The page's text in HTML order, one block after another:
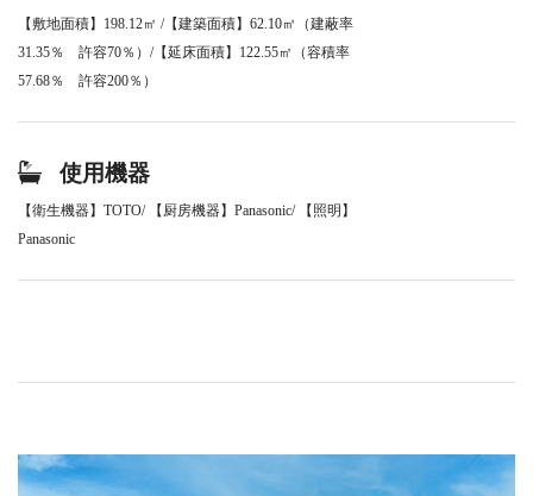
【敷地面積】198.12㎡ /【建築面積】62.10㎡（建蔽率
31.35％ 許容70％）/【延床面積】122.55㎡（容積率
57.68％ 許容200％）
使用機器
【衛生機器】TOTO/ 【厨房機器】Panasonic/ 【照明】
Panasonic